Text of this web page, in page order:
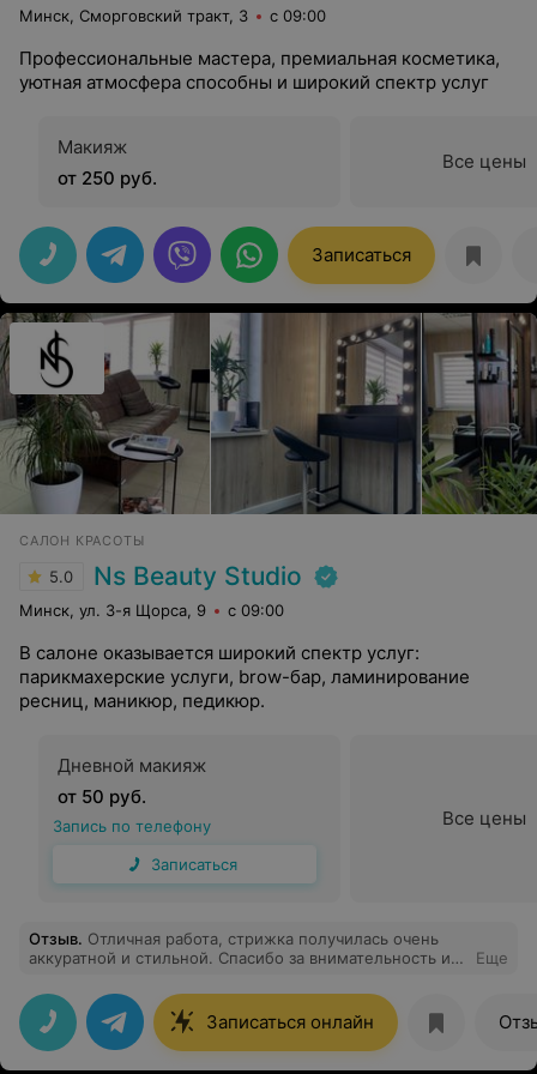
Минск, Сморговский тракт, 3 с 09:00
Профессиональные мастера, премиальная косметика,
уютная атмосфера способны и широкий спектр услуг
Макияж
от 250 руб.
Все цены
Записаться
САЛОН КРАСОТЫ
5.0 Ns Beauty Studio
Минск, ул. 3-я Щорса, 9 с 09:00
В салоне оказывается широкий спектр услуг:
парикмахерские услуги, brow-бар, ламинирование
ресниц, маникюр, педикюр.
Дневной макияж
от 50 руб.
Запись по телефону
Записаться
Все цены
Отзыв. Отличная работа, стрижка получилась очень
аккуратной и стильной. Спасибо за внимательность и
Еще
Записаться онлайн